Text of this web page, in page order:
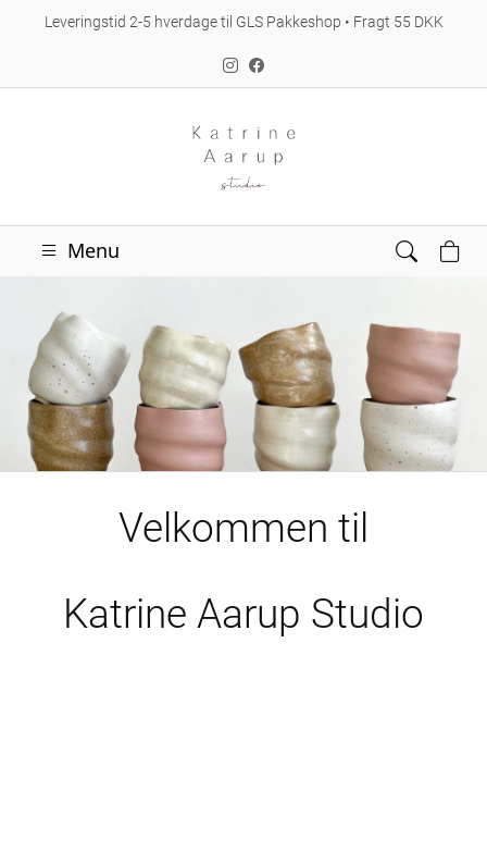
Leveringstid 2-5 hverdage til GLS Pakkeshop • Fragt 55 DKK
Menu
Velkommen til
Katrine Aarup Studio